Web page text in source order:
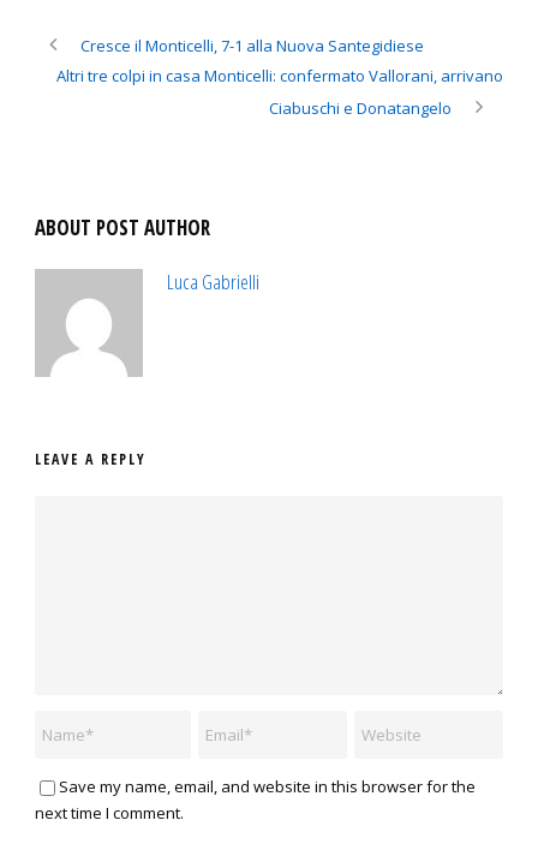
Cresce il Monticelli, 7-1 alla Nuova Santegidiese
Altri tre colpi in casa Monticelli: confermato Vallorani, arrivano
Ciabuschi e Donatangelo
ABOUT POST AUTHOR
Luca Gabrielli
LEAVE A REPLY
Save my name, email, and website in this browser for the
next time I comment.